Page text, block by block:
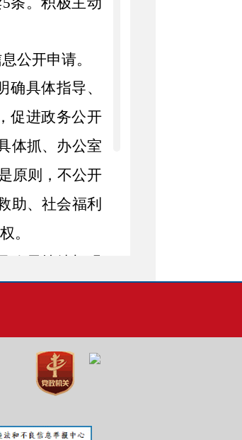
公开申请。
确具体指导、
促进政务公开
体抓、办公室
原则，不公开
助、社会福利
。
、处理、答
实加强对信息
科室落实信
通报督查结